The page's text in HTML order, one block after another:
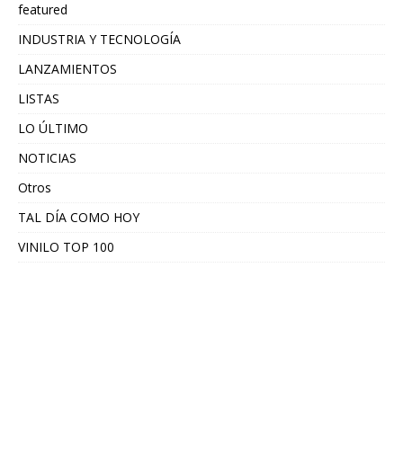
featured
INDUSTRIA Y TECNOLOGÍA
LANZAMIENTOS
LISTAS
LO ÚLTIMO
NOTICIAS
Otros
TAL DÍA COMO HOY
VINILO TOP 100